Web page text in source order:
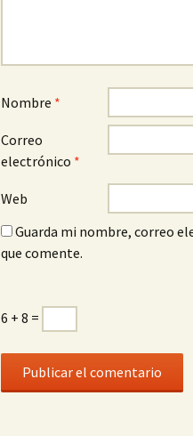
Nombre *
Correo
electrónico *
Web
Guarda mi nombre, correo
que comente.
6 + 8 =